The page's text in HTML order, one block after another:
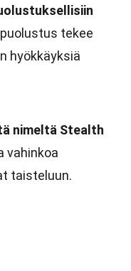
tekee
hyökkäyksiä
nimeltä Stealth
vahinkoa
taisteluun.